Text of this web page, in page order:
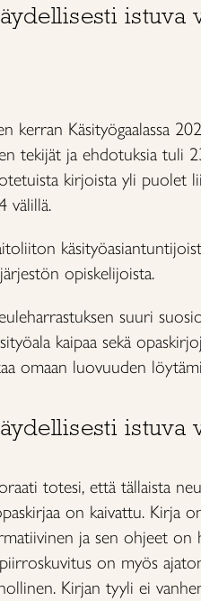
istuva
Käsityögaalassa
tekijät ja ehdotuksia tuli
kirjoista yli puolet
välillä.
opiskelijoista.
suuri
kaipaa sekä
omaan luovuuden
istuva
totesi, että tällaista
on kaivattu. Kirja
ja sen ohjeet on
on myös
Kirjan tyyli ei